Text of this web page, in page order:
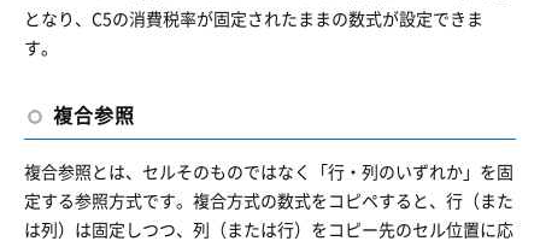
となり、C5の消費税率が固定されたままの数式が設定できま
す。
複合参照
複合参照とは、セルそのものではなく「行・列のいずれか」を固
定する参照方式です。複合方式の数式をコピペすると、​​行（また
は列）は固定しつつ、列（または行）をコピー先のセル位置に応